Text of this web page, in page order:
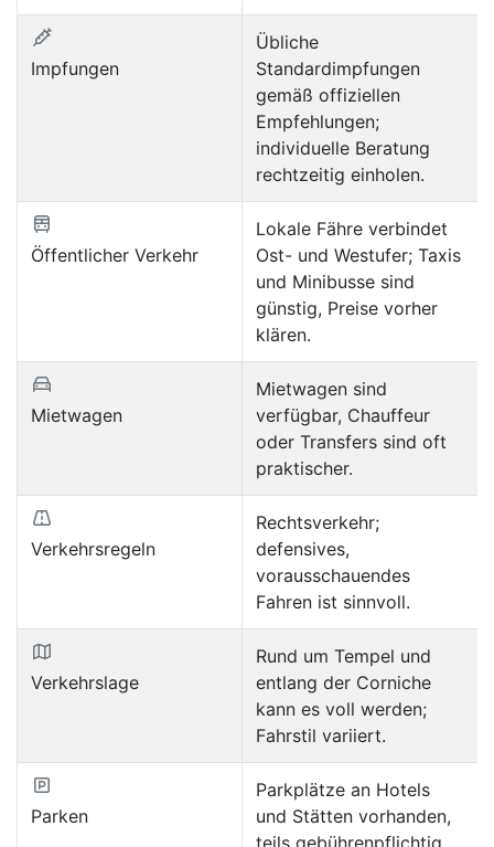
Impfungen
Übliche
Standardimpfungen
gemäß offiziellen
Empfehlungen;
individuelle Beratung
rechtzeitig einholen.
Öffentlicher Verkehr
Lokale Fähre verbindet
Ost- und Westufer; Taxis
und Minibusse sind
günstig, Preise vorher
klären.
Mietwagen
Mietwagen sind
verfügbar, Chauffeur
oder Transfers sind oft
praktischer.
Verkehrsregeln
Rechtsverkehr;
defensives,
vorausschauendes
Fahren ist sinnvoll.
Verkehrslage
Rund um Tempel und
entlang der Corniche
kann es voll werden;
Fahrstil variiert.
Parken
Parkplätze an Hotels
und Stätten vorhanden,
teils gebührenpflichtig.